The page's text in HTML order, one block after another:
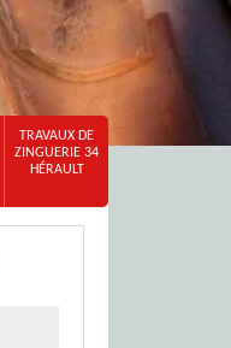
TRAVAUX DE
ZINGUERIE 34
HÉRAULT